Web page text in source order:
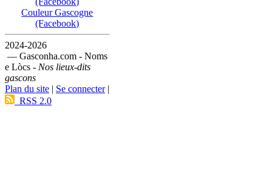
Couleur Gascogne
(Facebook)
2024-2026
— Gasconha.com - Noms
e Lòcs - Nos lieux-dits
gascons
Plan du site | Se connecter|
RSS 2.0